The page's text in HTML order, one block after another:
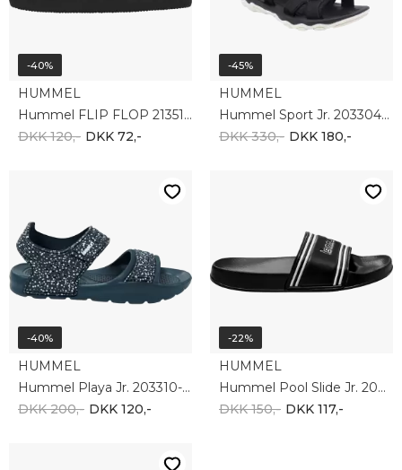
-40%
HUMMEL
Hummel FLIP FLOP 213513-2001
DKK 120,- DKK 72,-
-45%
HUMMEL
Hummel Sport Jr. 203304-2001
DKK 330,- DKK 180,-
-40%
HUMMEL
Hummel Playa Jr. 203310-1009
DKK 200,- DKK 120,-
-22%
HUMMEL
Hummel Pool Slide Jr. 204050-2001
DKK 150,- DKK 117,-